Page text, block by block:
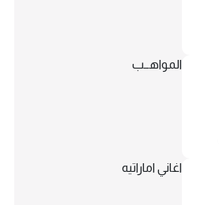
المواهــب
اغاني اماراتيه